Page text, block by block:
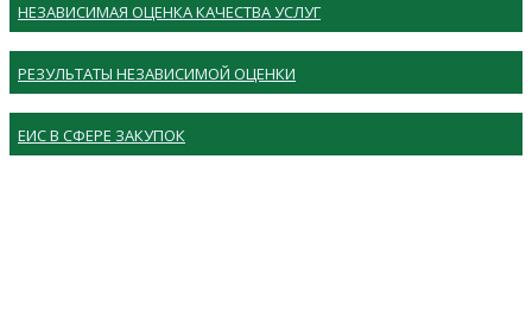
НЕЗАВИСИМАЯ ОЦЕНКА КАЧЕСТВА УСЛУГ
РЕЗУЛЬТАТЫ НЕЗАВИСИМОЙ ОЦЕНКИ
ЕИС В СФЕРЕ ЗАКУПОК